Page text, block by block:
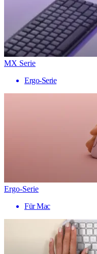
MX Serie
Ergo-Serie
Ergo-Serie
Für Mac